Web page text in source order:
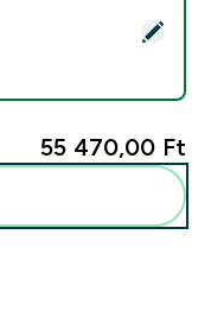
Protein - 900G -
55 470,00 Ft‎